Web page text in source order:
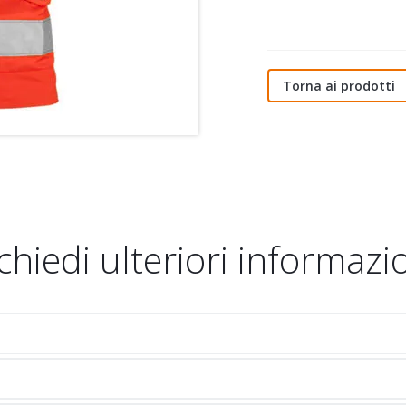
Torna ai prodotti
ulteriori